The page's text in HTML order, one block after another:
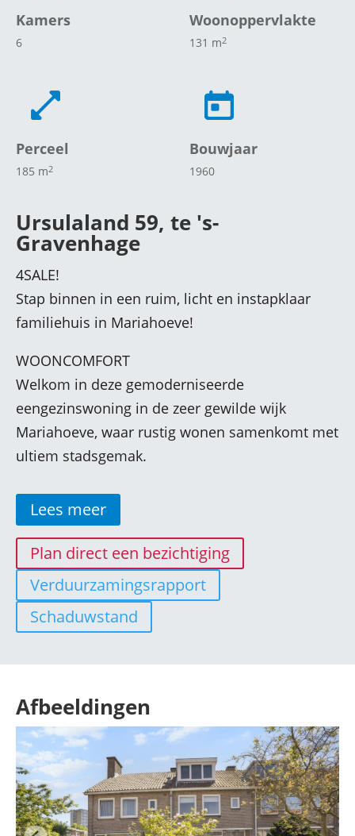
Kamers
6
Woonoppervlakte
131 m2
Perceel
185 m2
Bouwjaar
1960
Ursulaland 59, te 's-
Gravenhage
4SALE!
Stap binnen in een ruim, licht en instapklaar
familiehuis in Mariahoeve!
WOONCOMFORT
Welkom in deze gemoderniseerde
eengezinswoning in de zeer gewilde wijk
Mariahoeve, waar rustig wonen samenkomt met
ultiem stadsgemak.
Lees meer
Plan direct een bezichtiging
Verduurzamingsrapport
Schaduwstand
Afbeeldingen